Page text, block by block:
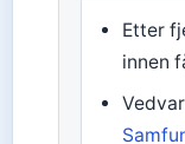
Etter
innen